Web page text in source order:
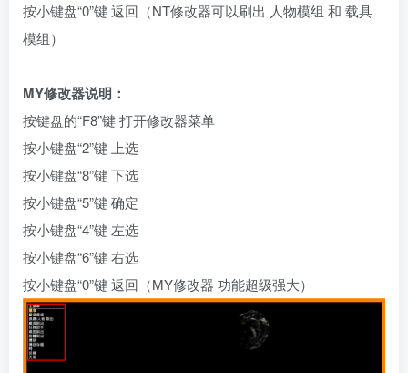
按小键盘“0”键 返回（NT修改器可以刷出 人物模组 和 载具
模组）
MY修改器说明：
按键盘的“F8”键 打开修改器菜单
按小键盘“2”键 上选
按小键盘“8”键 下选
按小键盘“5”键 确定
按小键盘“4”键 左选
按小键盘“6”键 右选
按小键盘“0”键 返回（MY修改器 功能超级强大）